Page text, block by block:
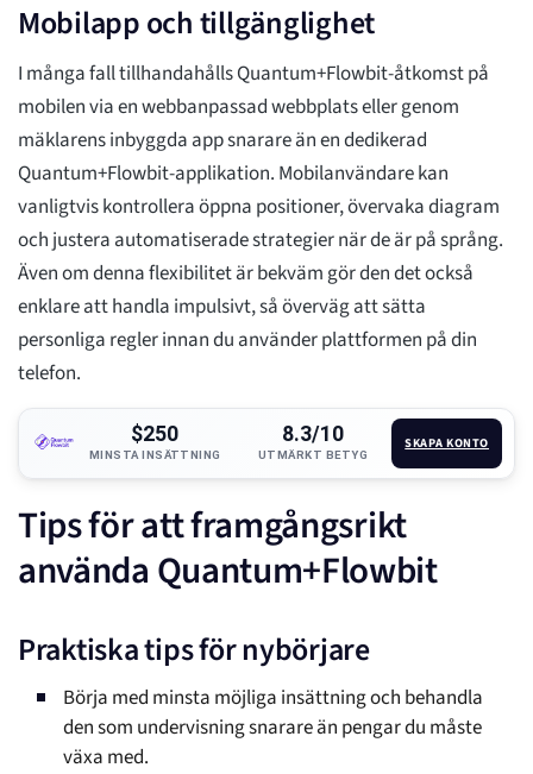
Mobilapp och tillgänglighet
I många fall tillhandahålls Quantum+Flowbit-åtkomst på
mobilen via en webbanpassad webbplats eller genom
mäklarens inbyggda app snarare än en dedikerad
Quantum+Flowbit-applikation. Mobilanvändare kan
vanligtvis kontrollera öppna positioner, övervaka diagram
och justera automatiserade strategier när de är på språng.
Även om denna flexibilitet är bekväm gör den det också
enklare att handla impulsivt, så överväg att sätta
personliga regler innan du använder plattformen på din
telefon.
$250
MINSTA INSÄTTNING
8.3/10
UTMÄRKT BETYG
SKAPA KONTO
Tips för att framgångsrikt
använda Quantum+Flowbit
Praktiska tips för nybörjare
Börja med minsta möjliga insättning och behandla
den som undervisning snarare än pengar du måste
växa med.